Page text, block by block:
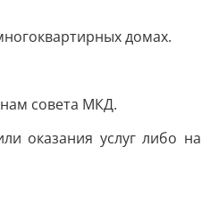
домах.
совета МКД.
оказания услуг либо на